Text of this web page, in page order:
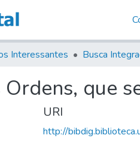
Interessantes Busca
que
URI
http://